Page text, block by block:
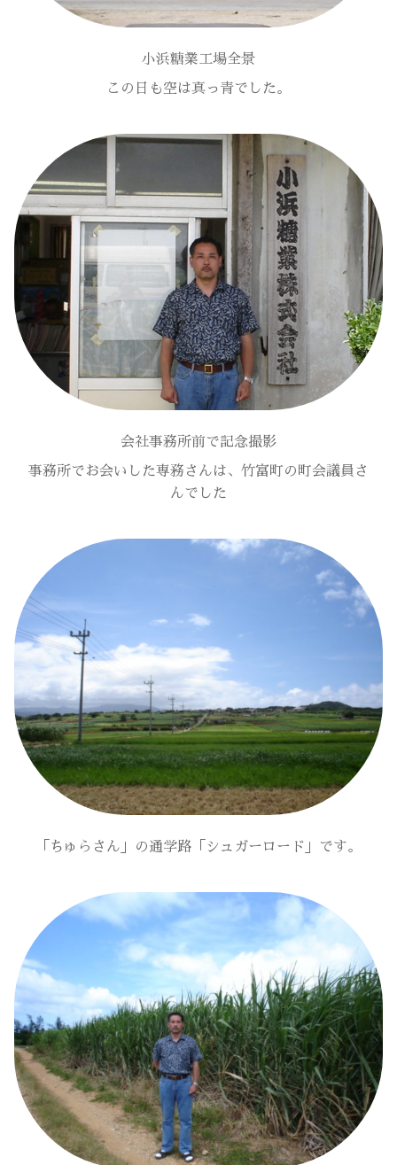
小浜糖業工場全景
この日も空は真っ青でした。
会社事務所前で記念撮影
事務所でお会いした専務さんは、竹富町の町会議員さ
んでした
「ちゅらさん」の通学路「シュガーロード」です。